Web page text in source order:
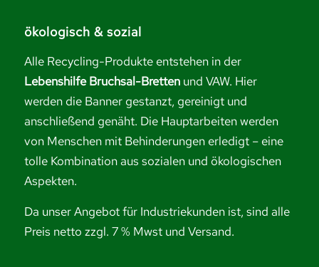
ökologisch & sozial
Alle Recycling-Produkte entstehen in der
Lebenshilfe Bruchsal-Bretten und VAW. Hier
werden die Banner gestanzt, gereinigt und
anschließend genäht. Die Hauptarbeiten werden
von Menschen mit Behinderungen erledigt – eine
tolle Kombination aus sozialen und ökologischen
Aspekten.
Da unser Angebot für Industriekunden ist, sind alle
Preis netto zzgl. 7 % Mwst und Versand.